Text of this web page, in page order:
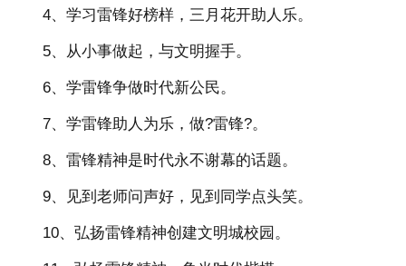
4、学习雷锋好榜样，三月花开助人乐。
5、从小事做起，与文明握手。
6、学雷锋争做时代新公民。
7、学雷锋助人为乐，做?雷锋?。
8、雷锋精神是时代永不谢幕的话题。
9、见到老师问声好，见到同学点头笑。
10、弘扬雷锋精神创建文明城校园。